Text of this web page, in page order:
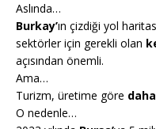
Aslında…
Burkay’ın çizdiği yol
sektörler için gerekli olan
açısından önemli.
Ama…
Turizm, üretime göre
O nedenle…